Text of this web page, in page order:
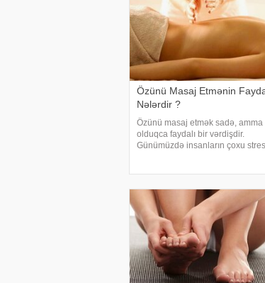
Özünü Masaj Etmənin
Nələrdir ?
Özünü masaj etmək sadə, amma
olduqca faydalı bir vərdişdir.
Günümüzdə insanların çoxu
olmadan özünü masa